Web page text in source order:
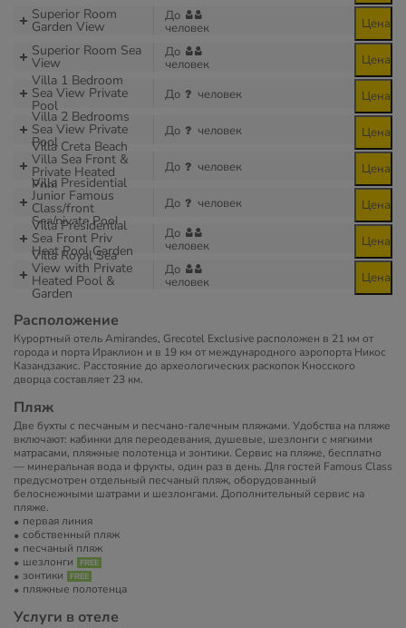
Superior Room
Garden View
До
человек Цена
Superior Room Sea
View
До
человек Цена
Villa 1 Bedroom
Sea View Private
Pool
До человек Цена
Villa 2 Bedrooms
Sea View Private
Pool
До человек Цена
Villa Creta Beach
Villa Sea Front &
Private Heated
Pool
До человек Цена
Villa Presidential
Junior Famous
Class/front
Sea/pivate Pool
До человек Цена
Villa Presidential
Sea Front Priv
Heat Pool Garden
До
человек Цена
Villa Royal Sea
View with Private
Heated Pool &
Garden
До
человек Цена
Расположение
Курортный отель Amirandes, Grecotel Exclusive расположен в 21 км от
города и порта Ираклион и в 19 км от международного аэропорта Никос
Казандзакис. Расстояние до археологических раскопок Кносского
дворца составляет 23 км.
Пляж
Две бухты с песчаным и песчано-галечным пляжами. Удобства на пляже
включают: кабинки для переодевания, душевые, шезлонги с мягкими
матрасами, пляжные полотенца и зонтики. Сервис на пляже, бесплатно
— минеральная вода и фрукты, один раз в день. Для гостей Famous Class
предусмотрен отдельный песчаный пляж, оборудованный
белоснежными шатрами и шезлонгами. Дополнительный сервис на
пляже.
первая линия
собственный пляж
песчаный пляж
шезлонги
зонтики
пляжные полотенца
Услуги в отеле